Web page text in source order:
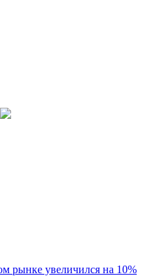
рынке увеличился на 10%